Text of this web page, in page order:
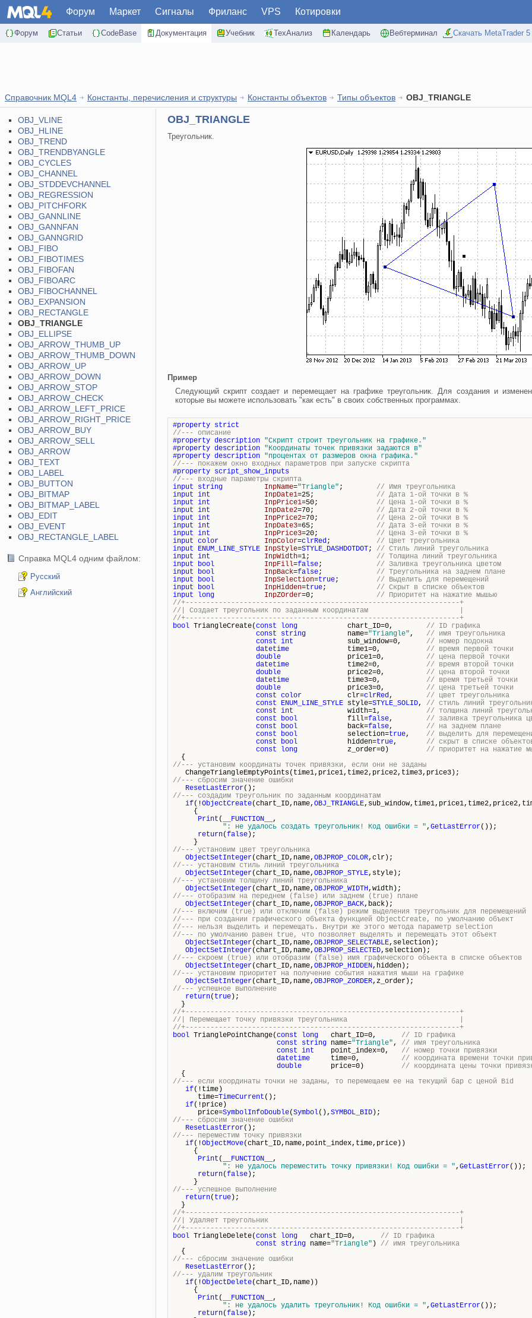
Форум Маркет Сигналы Фриланс VPS Котировки
Форум Статьи CodeBase Документация Учебник ТехАнализ Календарь Вебтерминал Скачать MetaTrader 5
Справочник MQL4 Константы, перечисления и структуры Константы объектов Типы объектов OBJ_TRIANGLE
OBJ_VLINE
OBJ_HLINE
OBJ_TREND
OBJ_TRENDBYANGLE
OBJ_CYCLES
OBJ_CHANNEL
OBJ_STDDEVCHANNEL
OBJ_REGRESSION
OBJ_PITCHFORK
OBJ_GANNLINE
OBJ_GANNFAN
OBJ_GANNGRID
OBJ_FIBO
OBJ_FIBOTIMES
OBJ_FIBOFAN
OBJ_FIBOARC
OBJ_FIBOCHANNEL
OBJ_EXPANSION
OBJ_RECTANGLE
OBJ_TRIANGLE
OBJ_ELLIPSE
OBJ_ARROW_THUMB_UP
OBJ_ARROW_THUMB_DOWN
OBJ_ARROW_UP
OBJ_ARROW_DOWN
OBJ_ARROW_STOP
OBJ_ARROW_CHECK
OBJ_ARROW_LEFT_PRICE
OBJ_ARROW_RIGHT_PRICE
OBJ_ARROW_BUY
OBJ_ARROW_SELL
OBJ_ARROW
OBJ_TEXT
OBJ_LABEL
OBJ_BUTTON
OBJ_BITMAP
OBJ_BITMAP_LABEL
OBJ_EDIT
OBJ_EVENT
OBJ_RECTANGLE_LABEL
Справка MQL4 одним файлом:
Русский
Английский
OBJ_TRIANGLE
Треугольник.
Пример
Следующий скрипт создает и перемещает на графике треугольник. Для создания и
которые вы можете использовать "как есть" в своих собственных программах.
#property strict
//--- описание
#property description "Скрипт строит треугольник на графике."
#property description "Координаты точек привязки задаются в"
#property description "процентах от размеров окна графика."
//--- покажем окно входных параметров при запуске скрипта
#property script_show_inputs
//--- входные параметры скрипта
input
string InpName="Triangle" ; // Имя треугольника
input int InpDate1=25; // Дата 1-ой точки в %
input int InpPrice1=50; // Цена 1-ой точки в %
input int InpDate2=70; // Дата 2-ой точки в %
input int InpPrice2=70; // Цена 2-ой точки в %
input int InpDate3=65; // Дата 3-ей точки в %
input int InpPrice3=20; // Цена 3-ей точки в %
input color InpColor=clrRed; // Цвет треугольника
input
ENUM_LINE_STYLE InpStyle=STYLE_DASHDOTDOT; // Стиль линий треугольника
input int InpWidth=1; // Толщина линий треугольника
input
bool InpFill=false; // Заливка треугольника цветом
input
bool InpBack=false; // Треугольника на заднем плане
input
bool InpSelection=true; // Выделить для перемещений
input
bool InpHidden=true; // Скрыт в списке объектов
input
long InpZOrder=0; // Приоритет на нажатие мышью
//+------------------------------------------------------------------+
//| Cоздает треугольник по заданным координатам |
//+------------------------------------------------------------------+
bool TriangleCreate(const long chart_ID=0, // ID графика
const
string name="Triangle", // имя треугольника
const int sub_window=0, // номер подокна
datetime time1=0, // время первой точки
double price1=0, // цена первой точки
datetime time2=0, // время второй точки
double price2=0, // цена второй точки
datetime time3=0, // время третьей точки
double price3=0, // цена третьей точки
const color clr=clrRed, // цвет треугольника
const
ENUM_LINE_STYLE style=STYLE_SOLID, // стиль линий
const int width=1, // толщина линий
const
bool fill=false, // заливка треугольника
const
bool back=false, // на заднем плане
const
bool selection=true, // выделить для
const
bool hidden=true, // скрыт в списке
const
long z_order=0) // приоритет на нажатие
{
//--- установим координаты точек привязки, если они не заданы
ChangeTriangleEmptyPoints(time1,price1,time2,price2,time3,price3);
//--- сбросим значение ошибки
ResetLastError();
//--- создадим треугольник по заданным координатам
if(!ObjectCreate(chart_ID,name, OBJ_TRIANGLE
{
Print ( __FUNCTION__ ,
": не удалось создать треугольник! Код ошибки = ", GetLastError());
return(false );
}
//--- установим цвет треугольника
ObjectSetInteger(chart_ID,name, OBJPROP_COLOR,clr);
//--- установим стиль линий треугольника
ObjectSetInteger(chart_ID,name, OBJPROP_STYLE,style);
//--- установим толщину линий треугольника
ObjectSetInteger(chart_ID,name, OBJPROP_WIDTH,width);
//--- отобразим на переднем (false) или заднем (true) плане
ObjectSetInteger(chart_ID,name, OBJPROP_BACK,back);
//--- включим (true) или отключим (false) режим выделения треугольник для перемещений
//--- при создании графического объекта функцией ObjectCreate, по умолчанию объект
//--- нельзя выделить и перемещать. Внутри же этого метода параметр selection
//--- по умолчанию равен true, что позволяет выделять и перемещать этот объект
ObjectSetInteger(chart_ID,name, OBJPROP_SELECTABLE,selection);
ObjectSetInteger(chart_ID,name, OBJPROP_SELECTED,selection);
//--- скроем (true) или отобразим (false) имя графического объекта в списке объектов
ObjectSetInteger(chart_ID,name, OBJPROP_HIDDEN,hidden);
//--- установим приоритет на получение события нажатия мыши на графике
ObjectSetInteger(chart_ID,name, OBJPROP_ZORDER,z_order);
//--- успешное выполнение
return( true );
}
//+------------------------------------------------------------------+
//| Перемещает точку привязки треугольника |
//+------------------------------------------------------------------+
bool TrianglePointChange(const long chart_ID=0, // ID графика
const
string name="Triangle", // имя треугольника
const int point_index=0, // номер точки привязки
datetime time=0, // координата времени точки
double price=0) // координата цены точки
{
//--- если координаты точки не заданы, то перемещаем ее на текущий бар с ценой Bid
if(!time)
time=TimeCurrent ();
if(!price)
price=SymbolInfoDouble(Symbol(), SYMBOL_BID );
//--- сбросим значение ошибки
ResetLastError();
//--- переместим точку привязки
if(!ObjectMove(chart_ID,name,point_index,time,price))
{
Print ( __FUNCTION__ ,
": не удалось переместить точку привязки! Код ошибки = ", GetLastError());
return(false );
}
//--- успешное выполнение
return( true );
}
//+------------------------------------------------------------------+
//| Удаляет треугольник |
//+------------------------------------------------------------------+
bool TriangleDelete(const long chart_ID=0, // ID графика
const
string name="Triangle" ) // имя треугольника
{
//--- сбросим значение ошибки
ResetLastError();
//--- удалим треугольник
if(!ObjectDelete(chart_ID,name))
{
Print ( __FUNCTION__ ,
": не удалось удалить треугольник! Код ошибки = ", GetLastError());
return(false );